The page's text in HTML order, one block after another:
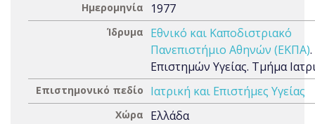
Ημερομηνία 1977
Ίδρυμα
Εθνικό και Καποδιστριακό
Πανεπιστήμιο Αθηνών (ΕΚΠΑ)
Επιστημών Υγείας. Τμήμα
Επιστημονικό πεδίο Ιατρική και Επιστήμες Υγείας
Χώρα Ελλάδα